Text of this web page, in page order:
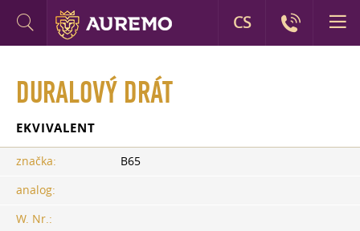
DURALOVÝ DRÁT
EKVIVALENT
značka:
B65
analog:
W. Nr.:
CS